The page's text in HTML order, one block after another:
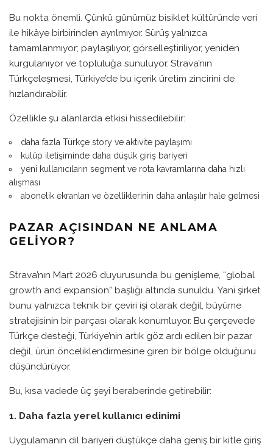
Bu nokta önemli. Çünkü günümüz bisiklet kültüründe veri
ile hikâye birbirinden ayrılmıyor. Sürüş yalnızca
tamamlanmıyor; paylaşılıyor, görselleştiriliyor, yeniden
kurgulanıyor ve topluluğa sunuluyor. Strava’nın
Türkçeleşmesi, Türkiye’de bu içerik üretim zincirini de
hızlandırabilir.
Özellikle şu alanlarda etkisi hissedilebilir:
daha fazla Türkçe story ve aktivite paylaşımı
kulüp iletişiminde daha düşük giriş bariyeri
yeni kullanıcıların segment ve rota kavramlarına daha hızlı
alışması
abonelik ekranları ve özelliklerinin daha anlaşılır hale gelmesi
PAZAR AÇISINDAN NE ANLAMA
GELIYOR?
Strava’nın Mart 2026 duyurusunda bu genişleme, “global
growth and expansion” başlığı altında sunuldu. Yani şirket
bunu yalnızca teknik bir çeviri işi olarak değil, büyüme
stratejisinin bir parçası olarak konumluyor. Bu çerçevede
Türkçe desteği, Türkiye’nin artık göz ardı edilen bir pazar
değil, ürün önceliklendirmesine giren bir bölge olduğunu
düşündürüyor.
Bu, kısa vadede üç şeyi beraberinde getirebilir:
1. Daha fazla yerel kullanıcı edinimi
Uygulamanın dil bariyeri düştükçe daha geniş bir kitle giriş